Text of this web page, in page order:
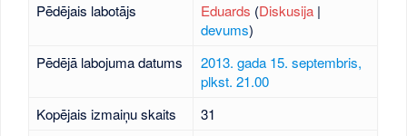
Pēdējais labotājs
Eduards (Diskusija|
devums)
Pēdējā labojuma datums
2013. gada 15. septembris,
plkst. 21.00
Kopējais izmaiņu skaits
31